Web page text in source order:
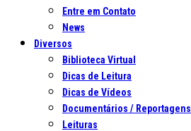
Entre em Contato
News
Diversos
Biblioteca Virtual
Dicas de Leitura
Dicas de Vídeos
Documentários / Reportagens
Leituras